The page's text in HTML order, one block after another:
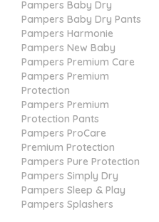
Pampers Baby Dry
Pampers Baby Dry Pants
Pampers Harmonie
Pampers New Baby
Pampers Premium Care
Pampers Premium
Protection
Pampers Premium
Protection Pants
Pampers ProCare
Premium Protection
Pampers Pure Protection
Pampers Simply Dry
Pampers Sleep & Play
Pampers Splashers